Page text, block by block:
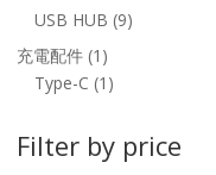
USB HUB 99
充電配件 1 1
product
Type-C 1 1
Filter by price